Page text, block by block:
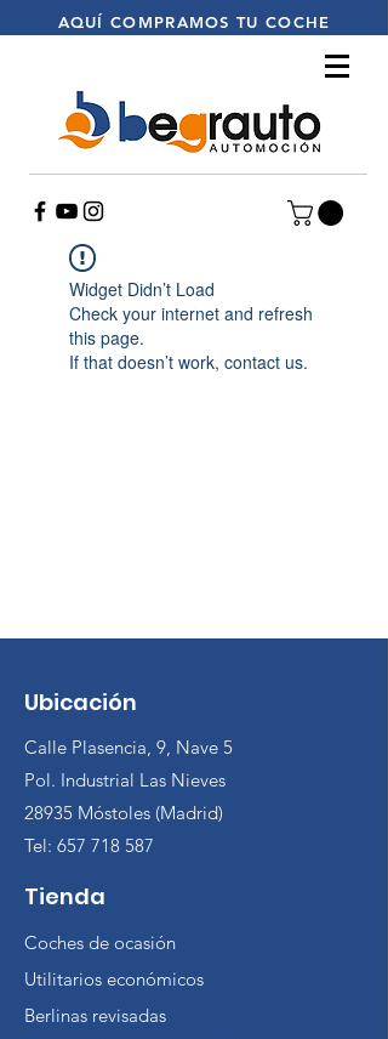
AQUÍCOMPRAMOS TU COCHE
Widget Didn’t Load
Check your internet and refresh
this page.
If that doesn’t work, contact us.
Ubicación
Calle Plasencia, 9, Nave 5
Pol. Industrial Las Nieves
28935 Móstoles (Madrid)
Tel: 657 718 587
Tienda
Coches de ocasión
Utilitarios económicos
Berlinas revisadas